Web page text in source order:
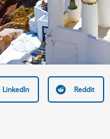
LinkedIn Reddit